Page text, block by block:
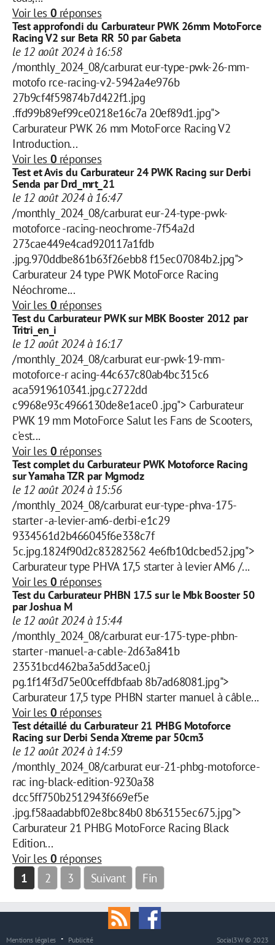
Voir les 0 réponses
Test approfondi du Carburateur PWK 26mm MotoForce
Racing V2 sur Beta RR 50 par Gabeta
le 12 août 2024 à 16:58
/monthly_2024_08/carburat eur-type-pwk-26-mm-
motofo rce-racing-v2-5942a4e976b
27b9cf4f59874b7d422f1.jpg
.ffd99b89ef99ce0218e16c7a 20ef89d1.jpg">
Carburateur PWK 26 mm MotoForce Racing V2
Introduction...
Voir les 0 réponses
Test et Avis du Carburateur 24 PWK Racing sur Derbi
Senda par Drd_mrt_21
le 12 août 2024 à 16:47
/monthly_2024_08/carburat eur-24-type-pwk-
motoforce -racing-neochrome-7f54a2d
273cae449e4cad920117a1fdb
.jpg.970ddbe861b63f26ebb8 f15ec07084b2.jpg">
Carburateur 24 type PWK MotoForce Racing
Néochrome...
Voir les 0 réponses
Test du Carburateur PWK sur MBK Booster 2012 par
Tritri_en_i
le 12 août 2024 à 16:17
/monthly_2024_08/carburat eur-pwk-19-mm-
motoforce-r acing-44c637c80ab4bc315c6
aca5919610341.jpg.c2722dd
c9968e93c4966130de8e1ace0 .jpg"> Carburateur
PWK 19 mm MotoForce Salut les Fans de Scooters,
c'est...
Voir les 0 réponses
Test complet du Carburateur PWK Motoforce Racing
sur Yamaha TZR par Mgmodz
le 12 août 2024 à 15:56
/monthly_2024_08/carburat eur-type-phva-175-
starter -a-levier-am6-derbi-e1c29
9334561d2b466045f6e338c7f
5c.jpg.1824f90d2c83282562 4e6fb10dcbed52.jpg">
Carburateur type PHVA 17,5 starter à levier AM6 /...
Voir les 0 réponses
Test du Carburateur PHBN 17.5 sur le Mbk Booster 50
par Joshua M
le 12 août 2024 à 15:44
/monthly_2024_08/carburat eur-175-type-phbn-
starter -manuel-a-cable-2d63a841b
23531bcd462ba3a5dd3ace0.j
pg.1f14f3d75e00ceffdbfaab 8b7ad68081.jpg">
Carburateur 17,5 type PHBN starter manuel à câble...
Voir les 0 réponses
Test détaillé du Carburateur 21 PHBG Motoforce
Racing sur Derbi Senda Xtreme par 50cm3
le 12 août 2024 à 14:59
/monthly_2024_08/carburat eur-21-phbg-motoforce-
rac ing-black-edition-9230a38
dcc5ff750b2512943f669ef5e
.jpg.f58aadabbf02e8bc84b0 8b63155ec675.jpg">
Carburateur 21 PHBG MotoForce Racing Black
Edition...
Voir les 0 réponses
1
2 3 Suivant Fin
Social3W © 2023
Mentions légales Publicité